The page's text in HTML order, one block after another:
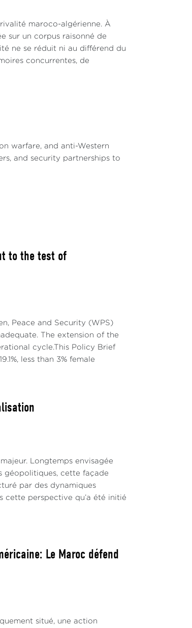
maroco-algérienne. À
sur un corpus raisonné de
ne se réduit ni au différend du
concurrentes, de
warfare, and anti-Western
and security partnerships to
to the test of
Peace and Security (WPS)
The extension of the
cycle.This Policy Brief
less than 3% female
Longtemps envisagée
géopolitiques, cette façade
par des dynamiques
cette perspective qu’a été initié
Le Maroc défend
situé, une action